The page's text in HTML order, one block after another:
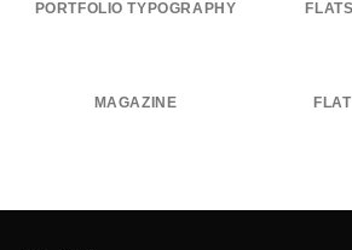
PORTFOLIO TYPOGRAPHY
MAGAZINE